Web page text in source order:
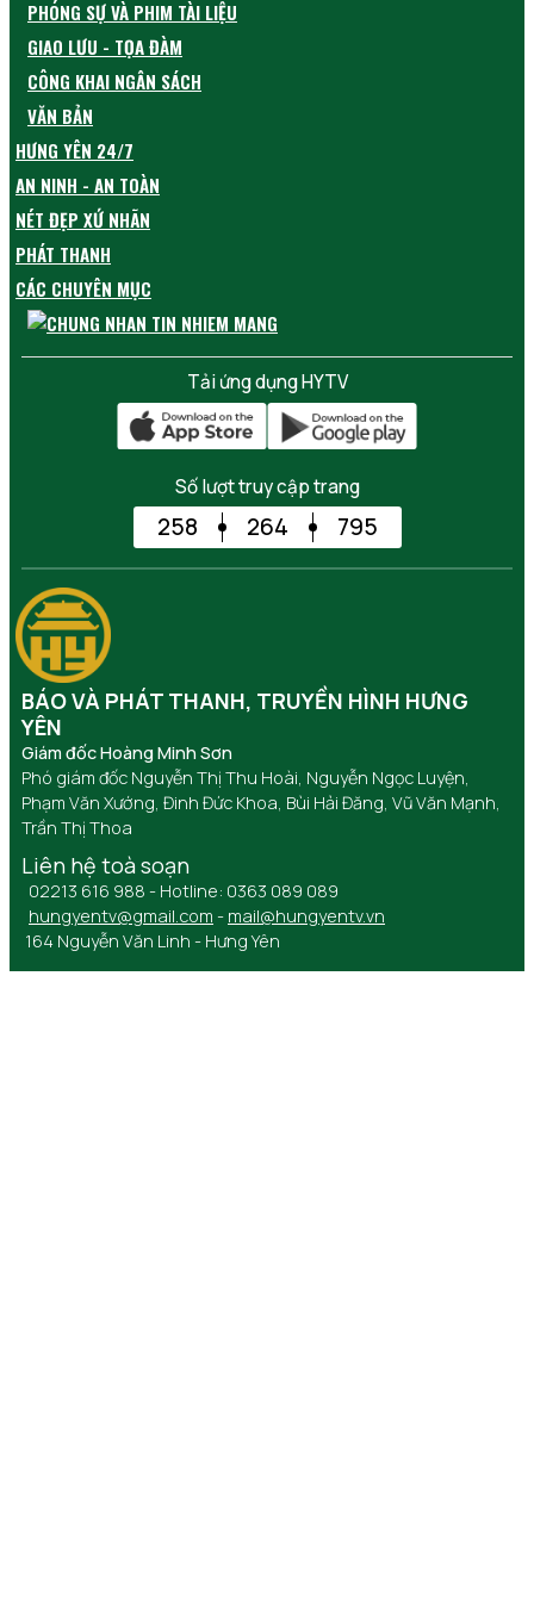
PHÓNG SỰ VÀ PHIM TÀI LIỆU
GIAO LƯU - TỌA ĐÀM
CÔNG KHAI NGÂN SÁCH
VĂN BẢN
HƯNG YÊN 24/7
AN NINH - AN TOÀN
NÉT ĐẸP XỨ NHÃN
PHÁT THANH
CÁC CHUYÊN MỤC
Tải ứng dụng HYTV
Số lượt truy cập trang
258 264 795
BÁO VÀ PHÁT THANH, TRUYỀN HÌNH HƯNG
YÊN
Giám đốc Hoàng Minh Sơn
Phó giám đốc Nguyễn Thị Thu Hoài, Nguyễn Ngọc Luyện,
Phạm Văn Xướng, Đinh Đức Khoa, Bùi Hải Đăng, Vũ Văn Mạnh,
Trần Thị Thoa
Liên hệ toà soạn
02213 616 988 - Hotline: 0363 089 089
hungyentv@gmail.com - mail@hungyentv.vn
164 Nguyễn Văn Linh - Hưng Yên